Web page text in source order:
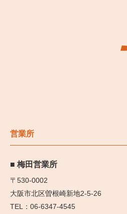
営業所
梅田営業所
〒530-0002
大阪市北区曽根崎新地2-5-26
06-6347-4545